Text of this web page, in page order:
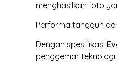
menghasilkan foto
Performa tangguh
Dengan spesifikasi
penggemar teknologi.